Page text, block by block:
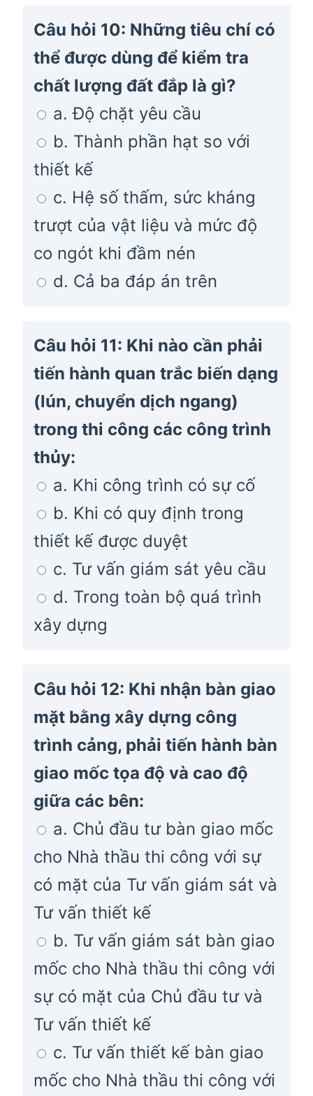
Câu hỏi 10: Những tiêu chí có
thể được dùng để kiểm tra
chất lượng đất đắp là gì?
a. Độ chặt yêu cầu
b. Thành phần hạt so với
thiết kế
c. Hệ số thấm, sức kháng
trượt của vật liệu và mức độ
co ngót khi đầm nén
d. Cả ba đáp án trên
Câu hỏi 11: Khi nào cần phải
tiến hành quan trắc biến dạng
(lún, chuyển dịch ngang)
trong thi công các công trình
thủy:
a. Khi công trình có sự cố
b. Khi có quy định trong
thiết kế được duyệt
c. Tư vấn giám sát yêu cầu
d. Trong toàn bộ quá trình
xây dựng
Câu hỏi 12: Khi nhận bàn giao
mặt bằng xây dựng công
trình cảng, phải tiến hành bàn
giao mốc tọa độ và cao độ
giữa các bên:
a. Chủ đầu tư bàn giao mốc
cho Nhà thầu thi công với sự
có mặt của Tư vấn giám sát và
Tư vấn thiết kế
b. Tư vấn giám sát bàn giao
mốc cho Nhà thầu thi công với
sự có mặt của Chủ đầu tư và
Tư vấn thiết kế
c. Tư vấn thiết kế bàn giao
mốc cho Nhà thầu thi công với